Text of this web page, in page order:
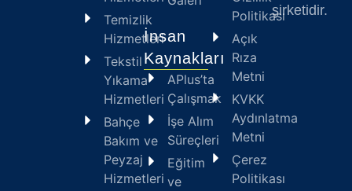
Temizlik
Hizmetleri
Tekstil
Yıkama
Hizmetleri
Bahçe
Bakım ve
Peyzaj
Hizmetleri
İnsan
Kaynakları
APlus’ta
Çalışmak
İşe Alım
Süreçleri
Eğitim
ve
Politikası
Açık
Rıza
Metni
KVKK
Aydınlatma
Metni
Çerez
Politikası
şirketidir.